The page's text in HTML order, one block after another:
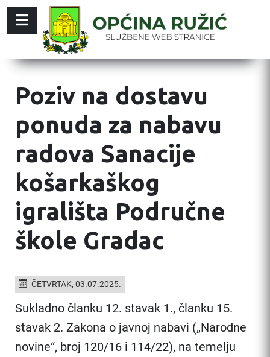
Poziv na dostavu
ponuda za nabavu
radova Sanacije
košarkaškog
igrališta Područne
škole Gradac
ČETVRTAK, 03.07.2025.
Sukladno članku 12. stavak 1., članku 15.
stavak 2. Zakona o javnoj nabavi („Narodne
novine“, broj 120/16 i 114/22), na temelju